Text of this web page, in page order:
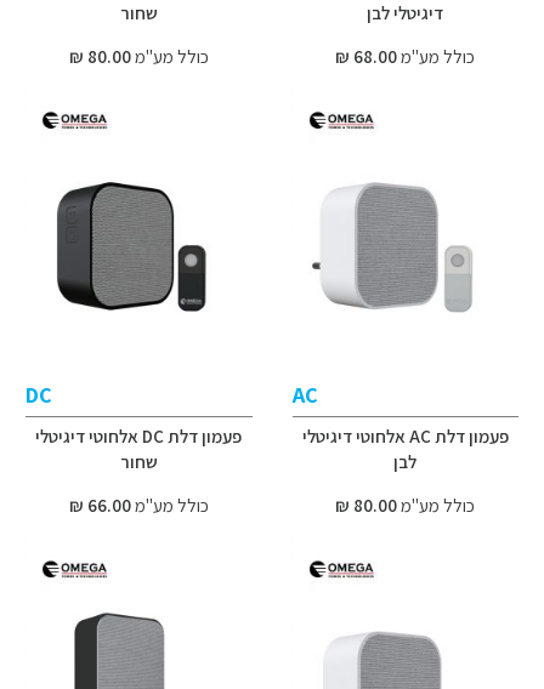
דיגיטלי לבן
כולל מע"מ68.00 ₪
שחור
כולל מע"מ80.00 ₪
AC
פעמון דלת AC אלחוטי דיגיטלי
לבן
כולל מע"מ80.00 ₪
DC
פעמון דלת DC אלחוטי דיגיטלי
שחור
כולל מע"מ66.00 ₪